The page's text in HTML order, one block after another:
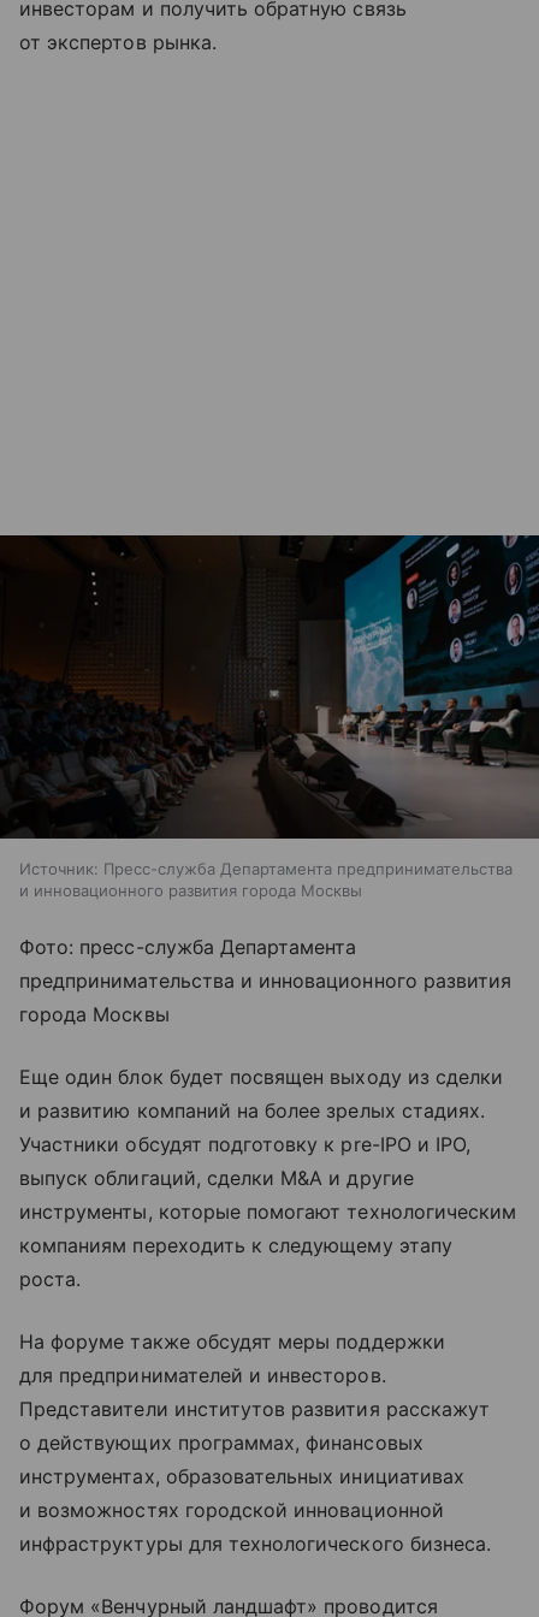
инвесторам и получить обратную связь
от экспертов рынка.
Источник: Пресс-служба Департамента предпринимательства
и инновационного развития города Москвы
Фото: пресс-служба Департамента
предпринимательства и инновационного развития
города Москвы
Еще один блок будет посвящен выходу из сделки
и развитию компаний на более зрелых стадиях.
Участники обсудят подготовку к pre-IPO и IPO,
выпуск облигаций, сделки M&A и другие
инструменты, которые помогают технологическим
компаниям переходить к следующему этапу
роста.
На форуме также обсудят меры поддержки
для предпринимателей и инвесторов.
Представители институтов развития расскажут
о действующих программах, финансовых
инструментах, образовательных инициативах
и возможностях городской инновационной
инфраструктуры для технологического бизнеса.
Форум «Венчурный ландшафт» проводится